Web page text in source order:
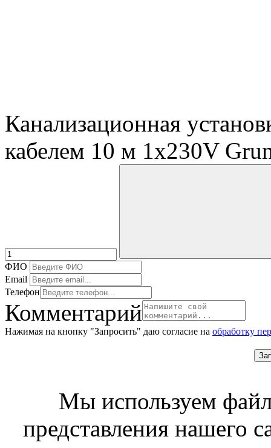
Канализационная
кабелем 10 м 1x230V
ФИО
Email
Телефон
Комментарий
Нажимая на кнопку "Запросить" даю согласие на обработку
Мы используем
представления нашего